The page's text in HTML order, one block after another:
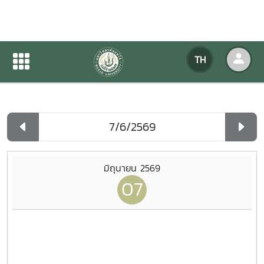
TH
ปฏิทินกิจกรรมของหน่วยงาน
ปฏิทินกิจกรรมของหน่วยงาน
มิถุนายน 2569
07